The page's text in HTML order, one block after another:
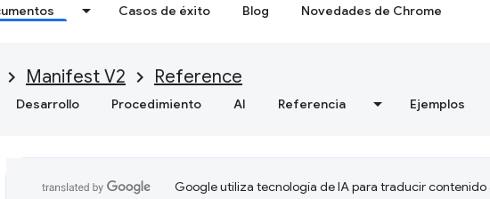
Casos de éxito Blog Novedades de Chrome
Manifest V2 Reference
Desarrollo Procedimiento AI Referencia Ejemplos
Google utiliza tecnología de IA para traducir contenido